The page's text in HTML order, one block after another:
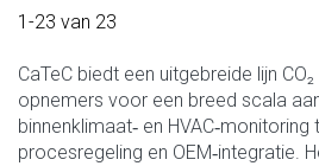
Search results:
1-23 van 23
CaTeC biedt een uitgebreide lijn
opnemers voor een breed scala
binnenklimaat‑ en
procesregeling en OEM‑integratie.